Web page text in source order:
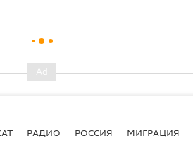
РАДИО РОССИЯ МИГРАЦИЯ